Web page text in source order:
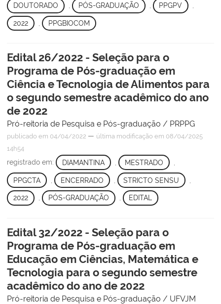
DOUTORADO , PÓS-GRADUAÇÃO , PPGPV ,
2022 PPGBIOCOM
Edital 26/2022 - Seleção para o
Programa de Pós-graduação em
Ciência e Tecnologia de Alimentos para
o segundo semestre acadêmico do ano
de 2022
Pró-reitoria de Pesquisa e Pós-graduação / PRPPG
publicado em 04/04/2022 — última modificação em 08/04/2025
14h54
registrado em: DIAMANTINA MESTRADO
PPGCTA ENCERRADO STRICTO SENSU
2022 , PÓS-GRADUAÇÃO , EDITAL
Edital 32/2022 - Seleção para o
Programa de Pós-graduação em
Educação em Ciências, Matemática e
Tecnologia para o segundo semestre
acadêmico do ano de 2022
Pró-reitoria de Pesquisa e Pós-graduação / UFVJM